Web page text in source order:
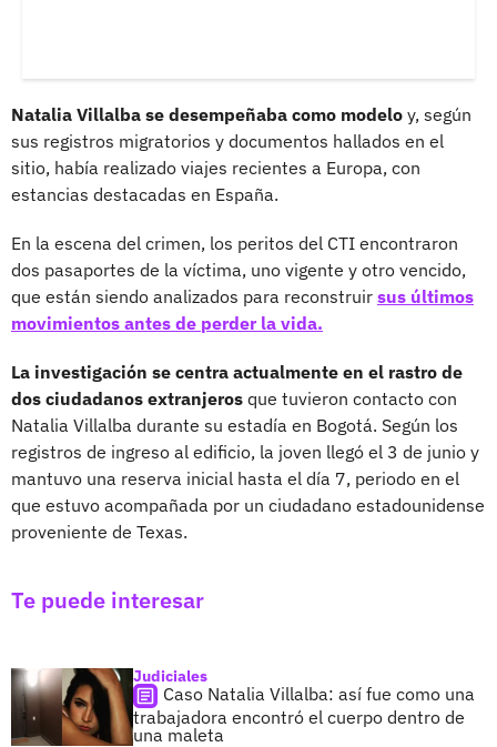
Natalia Villalba se desempeñaba como modelo y, según
sus registros migratorios y documentos hallados en el
sitio, había realizado viajes recientes a Europa, con
estancias destacadas en España.
En la escena del crimen, los peritos del CTI encontraron
dos pasaportes de la víctima, uno vigente y otro vencido,
que están siendo analizados para reconstruir sus últimos
movimientos antes de perder la vida.
La investigación se centra actualmente en el rastro de
dos ciudadanos extranjeros que tuvieron contacto con
Natalia Villalba durante su estadía en Bogotá. Según los
registros de ingreso al edificio, la joven llegó el 3 de junio y
mantuvo una reserva inicial hasta el día 7, periodo en el
que estuvo acompañada por un ciudadano estadounidense
proveniente de Texas.
Te puede interesar
Judiciales
Caso Natalia Villalba: así fue como una
trabajadora encontró el cuerpo dentro de
una maleta